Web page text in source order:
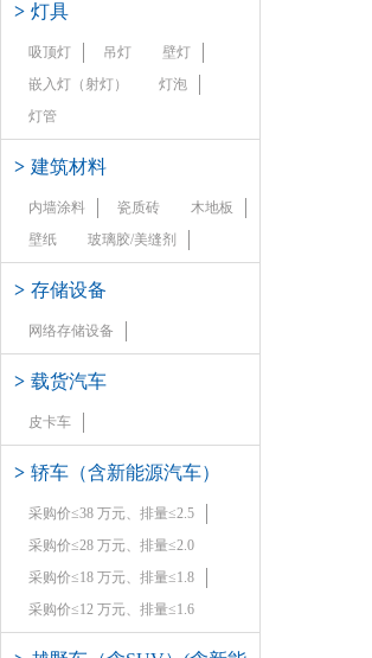
> 灯具
吸顶灯 吊灯
壁灯
嵌入灯（射灯）
灯泡
灯管
> 建筑材料
内墙涂料 瓷质砖
木地板
壁纸
玻璃胶/美缝剂
> 存储设备
网络存储设备
> 载货汽车
皮卡车
> 轿车（含新能源汽车）
采购价≤38 万元、排量≤2.5
采购价≤28 万元、排量≤2.0
采购价≤18 万元、排量≤1.8
采购价≤12 万元、排量≤1.6